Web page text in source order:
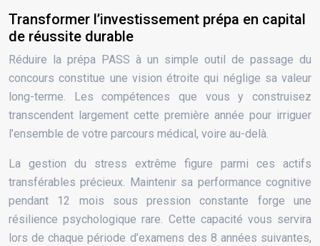
Transformer l’investissement prépa en capital
de réussite durable
Réduire la prépa PASS à un simple outil de passage du
concours constitue une vision étroite qui néglige sa valeur
long-terme. Les compétences que vous y construisez
transcendent largement cette première année pour irriguer
l’ensemble de votre parcours médical, voire au-delà.
La gestion du stress extrême figure parmi ces actifs
transférables précieux. Maintenir sa performance cognitive
pendant 12 mois sous pression constante forge une
résilience psychologique rare. Cette capacité vous servira
lors de chaque période d’examens des 8 années suivantes,